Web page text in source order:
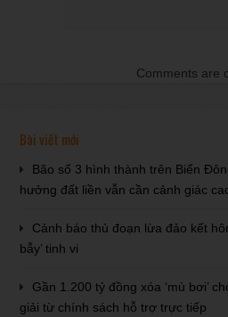
Comments are
Bài viết mới
Bão số 3 hình thành trên Biển
hưởng đất liền vẫn cần cảnh giác
Cảnh báo thủ đoạn lừa đảo kết
bẫy’ tinh vi
Gần 1.200 tỷ đồng xóa ‘mù bơi’
giải từ chính sách hỗ trợ trực tiếp